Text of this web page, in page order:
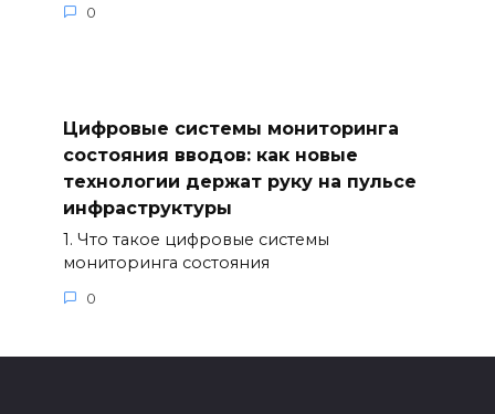
0
Цифровые системы мониторинга
состояния вводов: как новые
технологии держат руку на пульсе
инфраструктуры
1. Что такое цифровые системы
мониторинга состояния
0